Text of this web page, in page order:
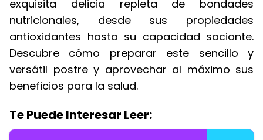
exquisita delicia repleta de bondades
nutricionales, desde sus propiedades
antioxidantes hasta su capacidad saciante.
Descubre cómo preparar este sencillo y
versátil postre y aprovechar al máximo sus
beneficios para la salud.
Te Puede Interesar Leer: